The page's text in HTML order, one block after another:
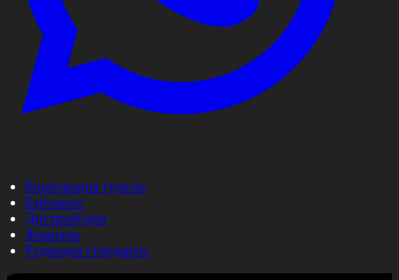
Корпорация туралы
Байланыс
Дистрибуция
Жарнама
Редакция стандарты